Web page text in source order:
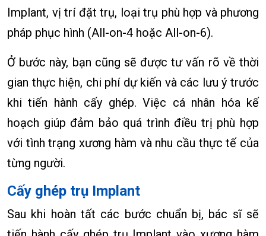
Implant, vị trí đặt trụ, loại trụ phù hợp và phương
pháp phục hình (All-on-4 hoặc All-on-6).
Ở bước này, bạn cũng sẽ được tư vấn rõ về thời
gian thực hiện, chi phí dự kiến và các lưu ý trước
khi tiến hành cấy ghép. Việc cá nhân hóa kế
hoạch giúp đảm bảo quá trình điều trị phù hợp
với tình trạng xương hàm và nhu cầu thực tế của
từng người.
Cấy ghép trụ Implant
Sau khi hoàn tất các bước chuẩn bị, bác sĩ sẽ